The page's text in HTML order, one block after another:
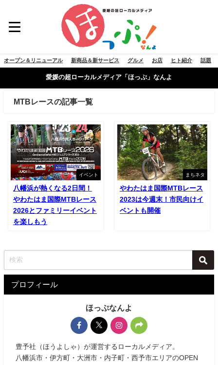
オープン＆リニューアル 新商品＆新サービス グルメ お店 ヒト紹介 話題
愛媛の超ローカルメディア「ほっぷ」なんよ
MTBレースの記事一覧
イベント
八幡浜が熱くなる2日間！
やわたはま国際MTBレース
2026とファミリーイベント
を楽しもう
まちネタ
やわたはま国際MTBレース
2023は今週末！市民向けイ
ベントも開催
プロフィール
ほっぷなんよ
豊予社（ほうよしゃ）が運営するローカルメディア。
八幡浜市・伊方町・大洲市・内子町・西予市エリアのOPEN